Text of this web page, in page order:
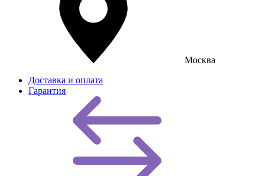
Москва
Доставка и оплата
Гарантия